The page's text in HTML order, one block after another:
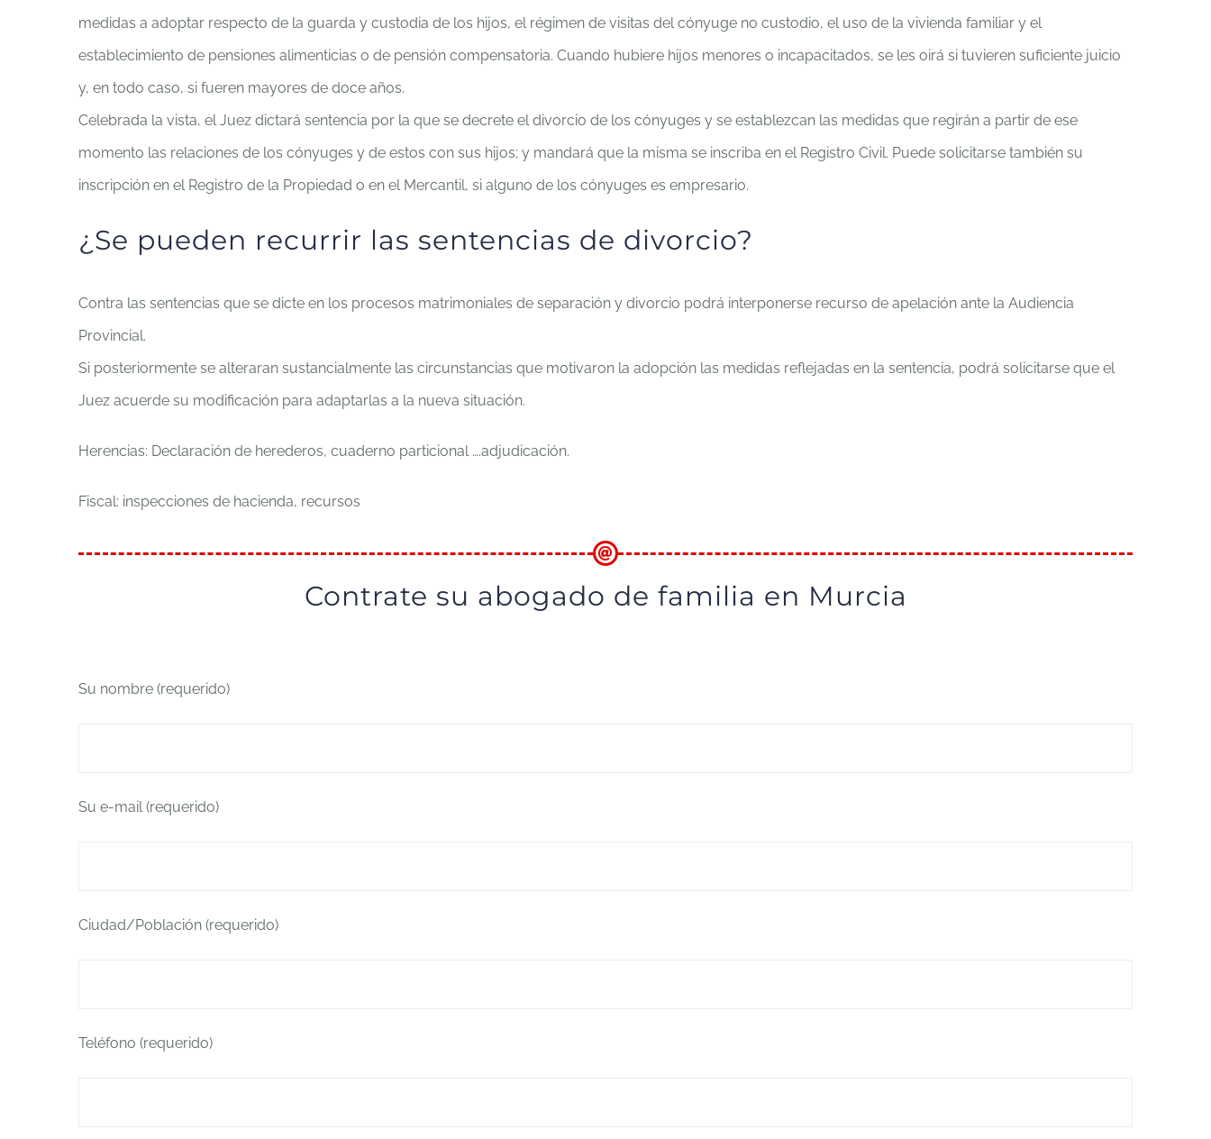
medidas a adoptar respecto de la guarda y custodia de los hijos, el régimen de visitas del cónyuge no custodio, el uso de la vivienda familiar y el
establecimiento de pensiones alimenticias o de pensión compensatoria. Cuando hubiere hijos menores o incapacitados, se les oirá si tuvieren suficiente juicio
y, en todo caso, si fueren mayores de doce años.
Celebrada la vista, el Juez dictará sentencia por la que se decrete el divorcio de los cónyuges y se establezcan las medidas que regirán a partir de ese
momento las relaciones de los cónyuges y de estos con sus hijos; y mandará que la misma se inscriba en el Registro Civil. Puede solicitarse también su
inscripción en el Registro de la Propiedad o en el Mercantil, si alguno de los cónyuges es empresario.
¿Se pueden recurrir las sentencias de divorcio?
Contra las sentencias que se dicte en los procesos matrimoniales de separación y divorcio podrá interponerse recurso de apelación ante la Audiencia
Provincial.
Si posteriormente se alteraran sustancialmente las circunstancias que motivaron la adopción las medidas reflejadas en la sentencia, podrá solicitarse que el
Juez acuerde su modificación para adaptarlas a la nueva situación.
Herencias: Declaración de herederos, cuaderno particional ….adjudicación.
Fiscal: inspecciones de hacienda, recursos
Contrate su abogado de familia en Murcia
Su nombre (requerido)
Su e-mail (requerido)
Ciudad/Población (requerido)
Teléfono (requerido)